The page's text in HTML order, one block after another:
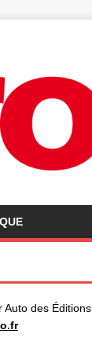
Auto des Éditions